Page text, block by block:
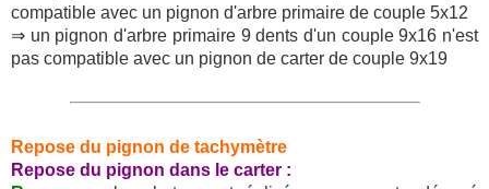
compatible avec un pignon d'arbre primaire de couple 5x12
⇒ un pignon d'arbre primaire 9 dents d'un couple 9x16 n'est
pas compatible avec un pignon de carter de couple 9x19
Repose du pignon de tachymètre
Repose du pignon dans le carter :